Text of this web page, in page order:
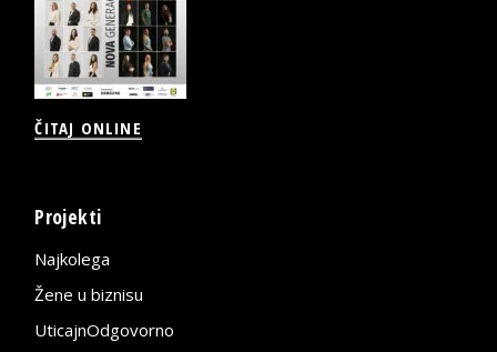
ČITAJ ONLINE
Projekti
Najkolega
Žene u biznisu
UticajnOdgovorno